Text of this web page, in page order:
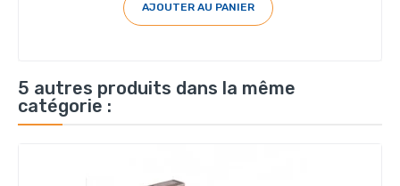
AJOUTER AU PANIER
5 autres produits dans la même
catégorie :